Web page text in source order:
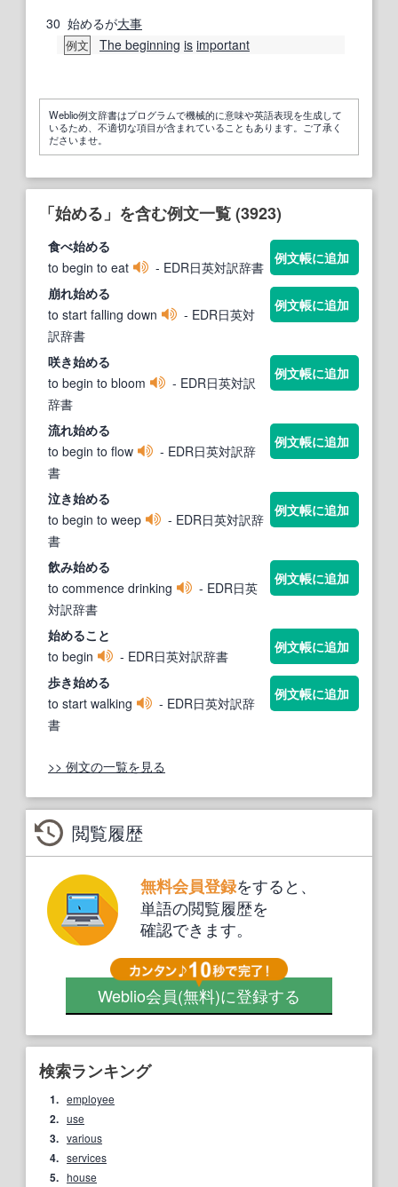
30 始めるが大事
例文 The beginning is important
Weblio例文辞書はプログラムで機械的に意味や英語表現を生成して
いるため、不適切な項目が含まれていることもあります。ご了承く
ださいませ。
「始める」を含む例文一覧 (3923)
食べ始める
to begin to eat
- EDR日英対訳辞書
例文帳に追加
崩れ始める
to start falling down
- EDR日英対
訳辞書
例文帳に追加
咲き始める
to begin to bloom
- EDR日英対訳
辞書
例文帳に追加
流れ始める
to begin to flow
- EDR日英対訳辞
書
例文帳に追加
泣き始める
to begin to weep
- EDR日英対訳辞
書
例文帳に追加
飲み始める
to commence drinking
- EDR日英
対訳辞書
例文帳に追加
始めること
to begin
- EDR日英対訳辞書
例文帳に追加
歩き始める
to start walking
- EDR日英対訳辞
書
例文帳に追加
>> 例文の一覧を見る
閲覧履歴
無料会員登録をすると、
単語の閲覧履歴を
確認できます。
Weblio会員(無料)に登録する
検索ランキング
1. employee
2. use
3. various
4. services
5. house